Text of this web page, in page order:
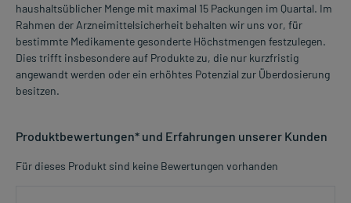
haushaltsüblicher Menge mit maximal 15 Packungen im Quartal. Im
Rahmen der Arzneimittelsicherheit behalten wir uns vor, für
bestimmte Medikamente gesonderte Höchstmengen festzulegen.
Dies trifft insbesondere auf Produkte zu, die nur kurzfristig
angewandt werden oder ein erhöhtes Potenzial zur Überdosierung
besitzen.
Produktbewertungen* und Erfahrungen unserer Kunden
Für dieses Produkt sind keine Bewertungen vorhanden